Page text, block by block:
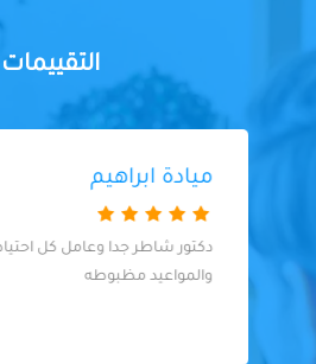
التقييمات
ميادة ابراهيم
دكتور شاطر جدا وعامل كل
والمواعيد مظبوطه